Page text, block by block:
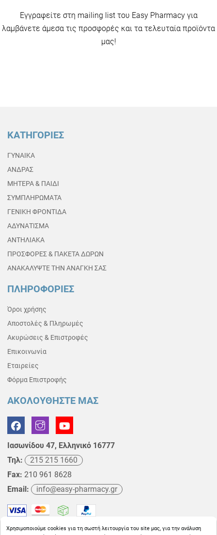
Εγγραφείτε στη mailing list του Easy Pharmacy για
λαμβάνετε άμεσα τις προσφορές και τα τελευταία προϊόντα
μας!
ΚΑΤΗΓΟΡΙΕΣ
ΓΥΝΑΙΚΑ
ΑΝΔΡΑΣ
ΜΗΤΕΡΑ & ΠΑΙΔΙ
ΣΥΜΠΛΗΡΩΜΑΤΑ
ΓΕΝΙΚΗ ΦΡΟΝΤΙΔΑ
ΑΔΥΝΑΤΙΣΜΑ
ΑΝΤΗΛΙΑΚΑ
ΠΡΟΣΦΟΡΕΣ & ΠΑΚΕΤΑ ΔΩΡΩΝ
ΑΝΑΚΑΛΥΨΤΕ ΤΗΝ ΑΝΑΓΚΗ ΣΑΣ
ΠΛΗΡΟΦΟΡΙΕΣ
Όροι χρήσης
Αποστολές & Πληρωμές
Ακυρώσεις & Επιστροφές
Επικοινωνία
Εταιρείες
Φόρμα Επιστροφής
ΑΚΟΛΟΥΘΗΣΤΕ ΜΑΣ
Ιασωνίδου 47, Ελληνικό 16777
Τηλ:
215 215 1660
Fax: 210 961 8628
Email:
info@easy-pharmacy.gr
Χρησιμοποιούμε cookies για τη σωστή λειτουργία του site μας, για την ανάλυση